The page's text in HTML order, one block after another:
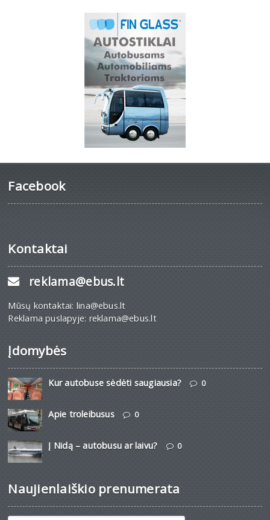
Facebook
Kontaktai
reklama@ebus.lt
Mūsų kontaktai: lina@ebus.lt
Reklama puslapyje: reklama@ebus.lt
Įdomybės
Kur autobuse sėdėti saugiausia? 0
Apie troleibusus 0
Į Nidą – autobusu ar laivu? 0
Naujienlaiškio prenumerata